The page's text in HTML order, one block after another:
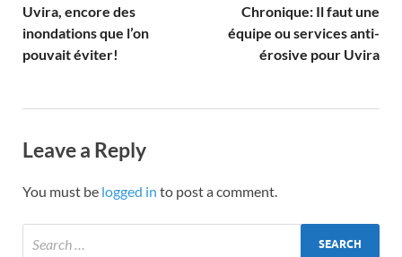
Uvira, encore des
inondations que l’on
pouvait éviter!
Chronique: Il faut une
équipe ou services anti-
érosive pour Uvira
Leave a Reply
You must be logged in to post a comment.